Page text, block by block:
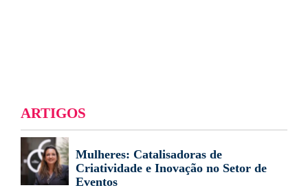
ARTIGOS
Mulheres: Catalisadoras de
Criatividade e Inovação no Setor de
Eventos